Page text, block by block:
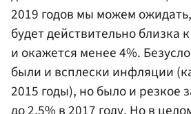
2019 годов мы можем
будет действительно близка
и окажется менее 4%.
были и всплески инфляции
2015 годы), но было и резкое